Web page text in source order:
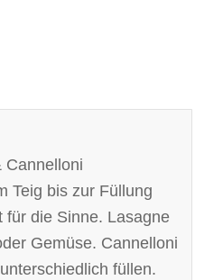
Cannelloni
Teig bis zur Füllung
für die Sinne. Lasagne
Gemüse. Cannelloni
füllen.